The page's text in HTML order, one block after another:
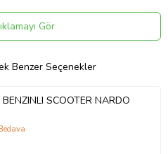
veya 2001 (ve üstü) ise, kasa
etmenizi rica ederiz.
işlemi el yatkınlığı
Fiber 1995-2001
Gör
Benzer Seçenekler
SCOOTER NARDO